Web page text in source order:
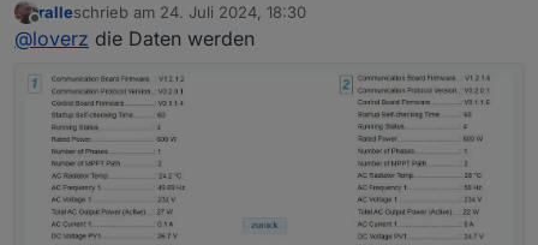
Bei Solarman wurden auch die einzelnen Spannungen
und Einzeledatils der Paneele gezeigt, das ist aber eher
Offline
ralleschrieb am 24. Juli 2024, 18:30
zuletzt editiert von
@loverz die Daten werden